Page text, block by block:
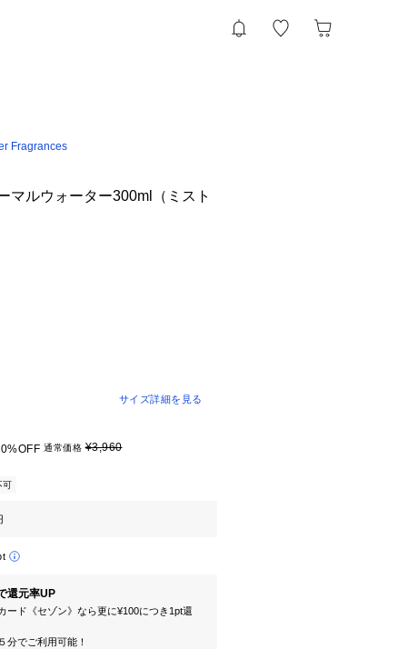
Fragrances
マルウォーター300ml（ミスト
サイズ詳細を見る
通常価格¥3,960
可
還元率UP
ード《セゾン》なら更に¥100につき1pt還
分でご利用可能！